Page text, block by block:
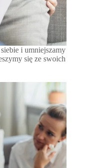
i umniejszamy
się ze swoich